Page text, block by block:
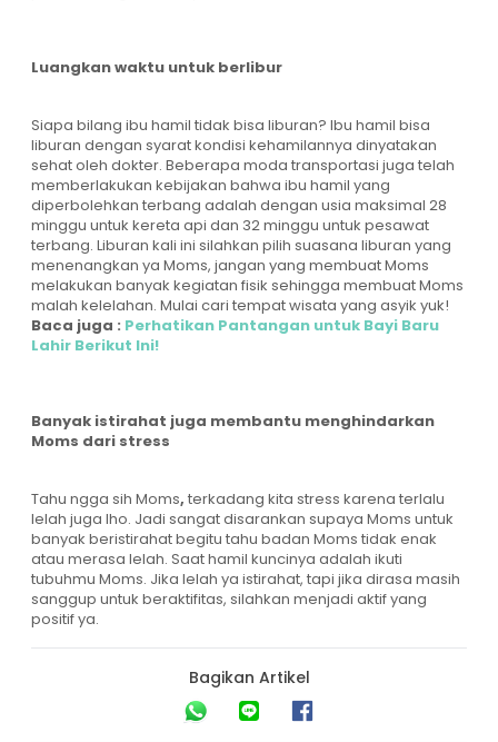
Luangkan waktu untuk berlibur
Siapa bilang ibu hamil tidak bisa liburan? Ibu hamil bisa
liburan dengan syarat kondisi kehamilannya dinyatakan
sehat oleh dokter. Beberapa moda transportasi juga telah
memberlakukan kebijakan bahwa ibu hamil yang
diperbolehkan terbang adalah dengan usia maksimal 28
minggu untuk kereta api dan 32 minggu untuk pesawat
terbang. Liburan kali ini silahkan pilih suasana liburan yang
menenangkan ya Moms, jangan yang membuat Moms
melakukan banyak kegiatan fisik sehingga membuat Moms
malah kelelahan. Mulai cari tempat wisata yang asyik yuk!
Baca juga : Perhatikan Pantangan untuk Bayi Baru
Lahir Berikut Ini!
Banyak istirahat juga membantu menghindarkan
Moms dari stress
Tahu ngga sih Moms, terkadang kita stress karena terlalu
lelah juga lho. Jadi sangat disarankan supaya Moms untuk
banyak beristirahat begitu tahu badan Moms tidak enak
atau merasa lelah. Saat hamil kuncinya adalah ikuti
tubuhmu Moms. Jika lelah ya istirahat, tapi jika dirasa masih
sanggup untuk beraktifitas, silahkan menjadi aktif yang
positif ya.
Bagikan Artikel